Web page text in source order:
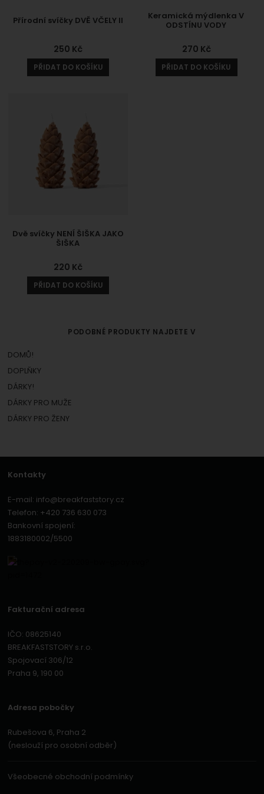
Přírodní svíčky DVĚ VČELY II
250 Kč
PŘIDAT DO KOŠÍKU
Keramická mýdlenka V
ODSTÍNU VODY
270 Kč
PŘIDAT DO KOŠÍKU
Dvě svíčky NENÍ ŠIŠKA JAKO
ŠIŠKA
220 Kč
PŘIDAT DO KOŠÍKU
PODOBNÉ PRODUKTY NAJDETE V
DOMŮ!
DOPLŇKY
DÁRKY!
DÁRKY PRO MUŽE
DÁRKY PRO ŽENY
Kontakty
E-mail: info@breakfaststory.cz
Telefon: +420 736 630 073
Bankovní spojení:
1883180002/5500
Fakturační adresa
IČO: 08625140
BREAKFASTSTORY s.r.o.
Spojovací 306/12
Praha 9, 190 00
Adresa pobočky
Rubešova 6, Praha 2
(neslouží pro osobní odběr)
Všeobecné obchodní podmínky